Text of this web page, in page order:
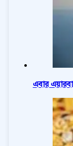
এবার